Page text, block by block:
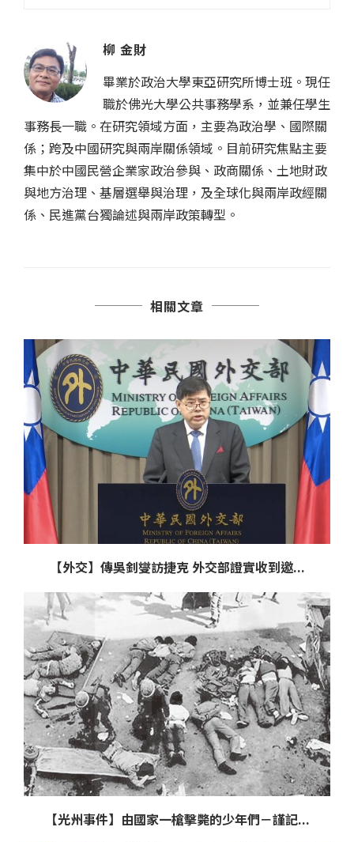
柳 金財
畢業於政治大學東亞研究所博士班。現任
職於佛光大學公共事務學系，並兼任學生
事務長一職。在研究領域方面，主要為政治學、國際關
係；跨及中國研究與兩岸關係領域。目前研究焦點主要
集中於中國民營企業家政治參與、政商關係、土地財政
與地方治理、基層選舉與治理，及全球化與兩岸政經關
係、民進黨台獨論述與兩岸政策轉型。
相關文章
【外交】傳吳釗燮訪捷克 外交部證實收到邀...
【光州事件】由國家一槍擊斃的少年們－謹記...